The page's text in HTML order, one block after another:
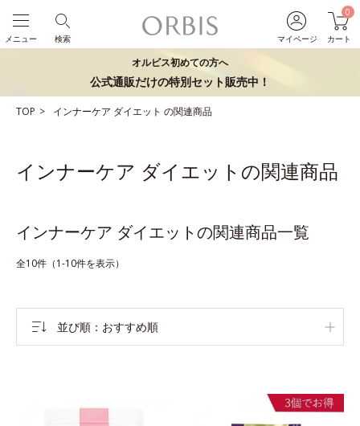
マイページ
0
カート
検索
メニュー
オルビス初めての方へ
公式通販だけの特別セット販売中！
TOP インナーケア ダイエット の関連商品
インナーケア ダイエットの関連商品
インナーケア ダイエットの関連商品一覧
全10件（1-10件を表示）
並び順 おすすめ順